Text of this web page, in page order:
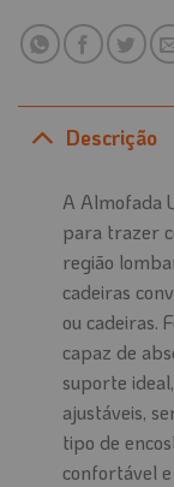
Descrição
A Almofada
para trazer
região
cadeiras
ou cadeiras.
capaz de
suporte
ajustáveis,
tipo de
confortável